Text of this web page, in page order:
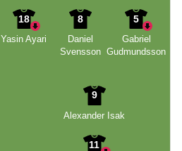
18
Yasin Ayari
8
Daniel
Svensson
5
Gabriel
Gudmundsson
9
Alexander Isak
11